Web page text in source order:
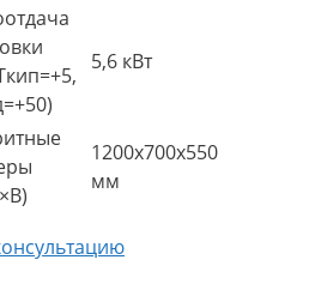
5,6 кВт
1200х700х550
мм